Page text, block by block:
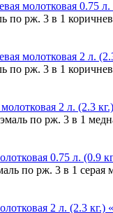
по рж. 3 в 1
по рж. 3 в 1
по рж. 3 в 1
по рж. 3 в 1 серая